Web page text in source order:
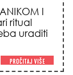
I
ritual
uraditi